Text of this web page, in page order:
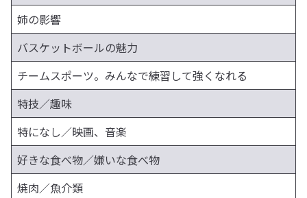
姉の影響
バスケットボールの魅力
チームスポーツ。みんなで練習して強くなれる
特技／趣味
特になし／映画、音楽
好きな食べ物／嫌いな食べ物
焼肉／魚介類